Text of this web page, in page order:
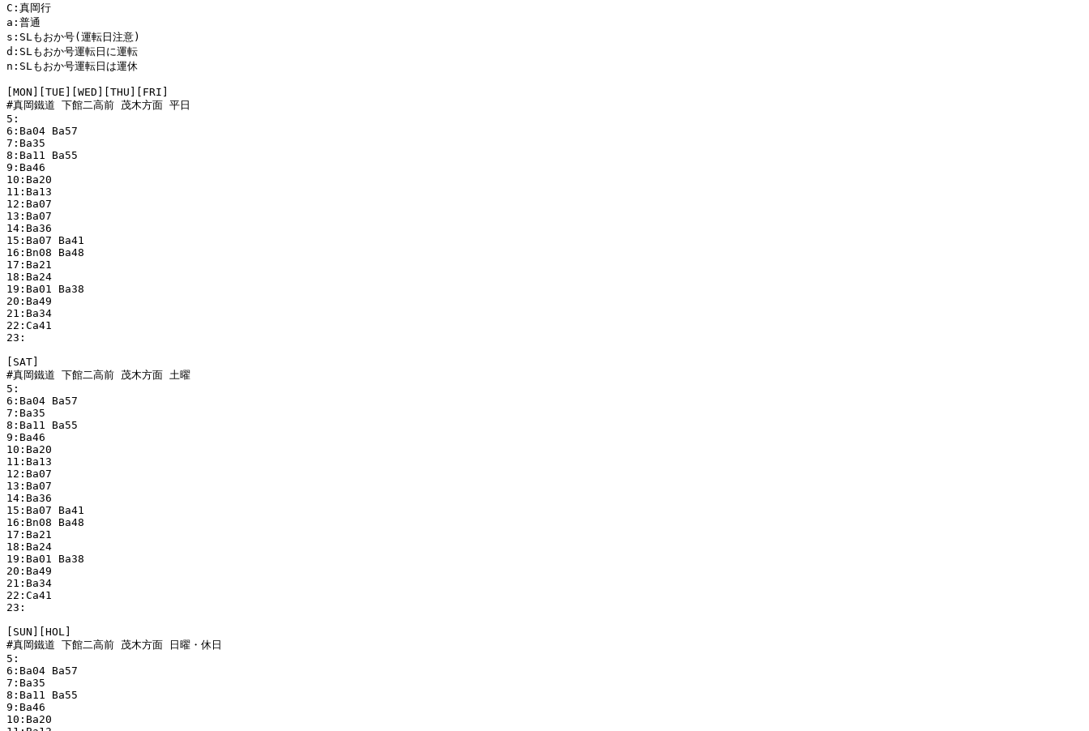
C:真岡行
a:普通
s:SLもおか号(運転日注意)
d:SLもおか号運転日に運転
n:SLもおか号運転日は運休
[MON][TUE][WED][THU][FRI]
#真岡鐵道 下館二高前 茂木方面 平日
5:
6:Ba04 Ba57
7:Ba35
8:Ba11 Ba55
9:Ba46
10:Ba20
11:Ba13
12:Ba07
13:Ba07
14:Ba36
15:Ba07 Ba41
16:Bn08 Ba48
17:Ba21
18:Ba24
19:Ba01 Ba38
20:Ba49
21:Ba34
22:Ca41
23:
[SAT]
#真岡鐵道 下館二高前 茂木方面 土曜
5:
6:Ba04 Ba57
7:Ba35
8:Ba11 Ba55
9:Ba46
10:Ba20
11:Ba13
12:Ba07
13:Ba07
14:Ba36
15:Ba07 Ba41
16:Bn08 Ba48
17:Ba21
18:Ba24
19:Ba01 Ba38
20:Ba49
21:Ba34
22:Ca41
23:
[SUN][HOL]
#真岡鐵道 下館二高前 茂木方面 日曜・休日
5:
6:Ba04 Ba57
7:Ba35
8:Ba11 Ba55
9:Ba46
10:Ba20